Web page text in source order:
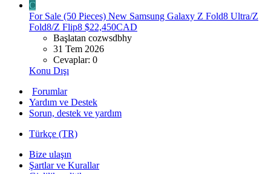
C
For Sale (50 Pieces) New Samsung Galaxy Z Fold8 Ultra/Z
Fold8/Z Flip8 $22,450CAD
Başlatan cozwsdbhy
31 Tem 2026
Cevaplar: 0
Konu Dışı
Forumlar
Yardım ve Destek
Sorun, destek ve yardım
Türkçe (TR)
Bize ulaşın
Şartlar ve Kurallar